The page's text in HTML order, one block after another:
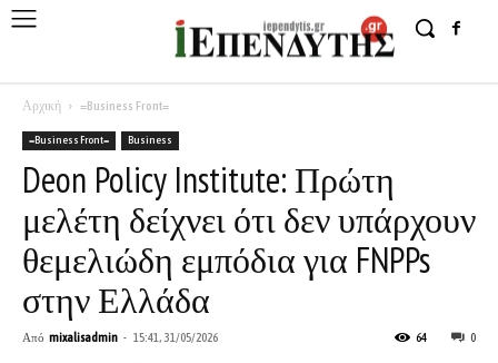
Αρχική =Business Front=
=Business Front= Business
Deon Policy Institute: Πρώτη
μελέτη δείχνει ότι δεν υπάρχουν
θεμελιώδη εμπόδια για FNPPs
στην Ελλάδα
Από mixalisadmin - 15:41, 31/05/2026 0
64